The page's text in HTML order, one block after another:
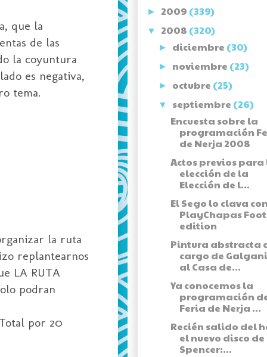
que la
de las
la coyuntura
es negativa,
tema.
la ruta
replantearnos
LA RUTA
podran
por 20
► 2009 (339)
▼ 2008 (320)
► diciembre (30)
► noviembre (23)
► octubre (25)
▼ septiembre (26)
Encuesta sobre la
programación
de Nerja 2008
Actos previos para
elección de la
Elección de l...
El Sego lo clava
PlayChapas
edition
Pintura abstracta
cargo de
al Casa de...
Ya conocemos la
programación
Feria de Nerja ...
Recién salido del
el nuevo disco de
Spencer:...